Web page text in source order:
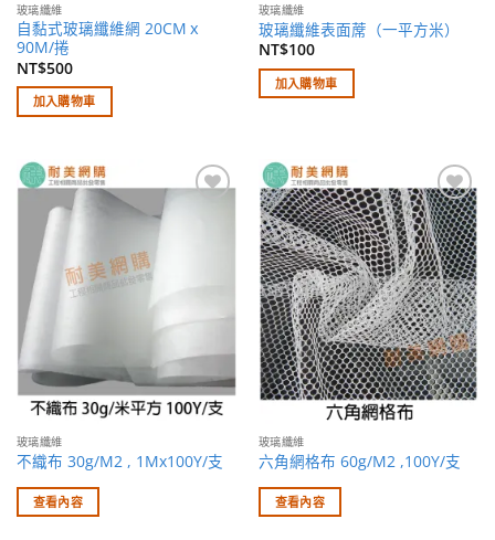
玻璃纖維
自黏式玻璃纖維網 20CMｘ
90M/捲
NT$500
加入購物車
玻璃纖維
玻璃纖維表面蓆（一平方米）
NT$100
加入購物車
玻璃纖維
不織布 30g/M2 , 1Mx100Y/支
查看內容
加入
願望
清單
玻璃纖維
六角網格布 60g/M2 ,100Y/支
查看內容